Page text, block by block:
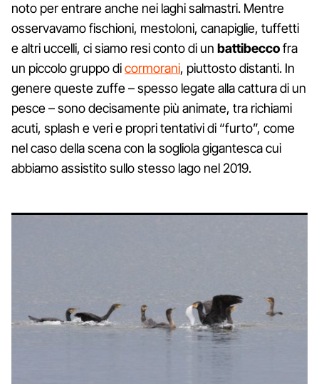
noto per entrare anche nei laghi salmastri. Mentre
osservavamo fischioni, mestoloni, canapiglie, tuffetti
e altri uccelli, ci siamo resi conto di un battibeccofra
un piccolo gruppo dicormorani, piuttosto distanti. In
genere queste zuffe – spesso legate alla cattura di un
pesce – sono decisamente più animate, tra richiami
acuti, splash e veri e propri tentativi di “furto”, come
nel caso della scena con la sogliola gigantesca cui
abbiamo assistito sullo stesso lago nel 2019.